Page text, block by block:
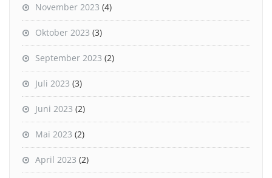
November 2023 (4)
Oktober 2023 (3)
September 2023 (2)
Juli 2023 (3)
Juni 2023 (2)
Mai 2023 (2)
April 2023 (2)